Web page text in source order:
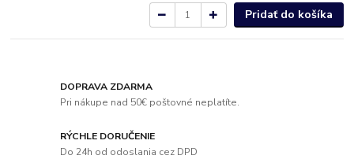
Pridať do košíka
DOPRAVA ZDARMA
Pri nákupe nad 50€ poštovné neplatíte.
RÝCHLE DORUČENIE
Do 24h od odoslania cez DPD